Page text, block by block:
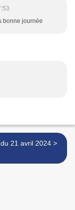
bonne journée
Balade du 21 avril 2024 >